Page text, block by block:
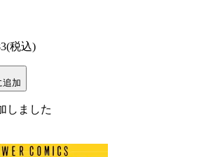
(税込)
追加
しました